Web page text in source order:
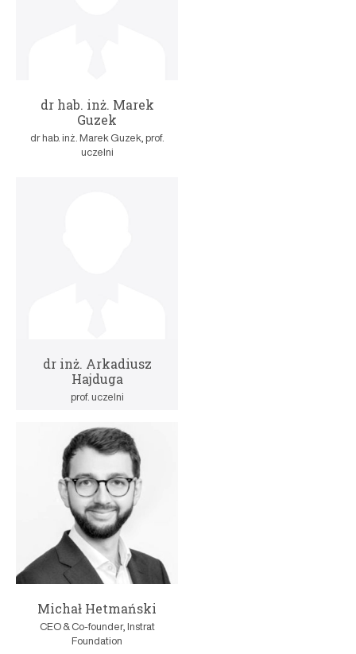
dr hab. inż. Marek
Guzek
dr hab. inż. Marek Guzek, prof.
uczelni
dr inż. Arkadiusz
Hajduga
prof. uczelni
Michał Hetmański
CEO & Co-founder, Instrat
Foundation